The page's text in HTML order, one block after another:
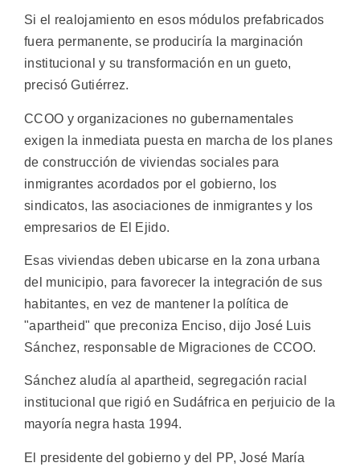
Si el realojamiento en esos módulos prefabricados
fuera permanente, se produciría la marginación
institucional y su transformación en un gueto,
precisó Gutiérrez.
CCOO y organizaciones no gubernamentales
exigen la inmediata puesta en marcha de los planes
de construcción de viviendas sociales para
inmigrantes acordados por el gobierno, los
sindicatos, las asociaciones de inmigrantes y los
empresarios de El Ejido.
Esas viviendas deben ubicarse en la zona urbana
del municipio, para favorecer la integración de sus
habitantes, en vez de mantener la política de
"apartheid" que preconiza Enciso, dijo José Luis
Sánchez, responsable de Migraciones de CCOO.
Sánchez aludía al apartheid, segregación racial
institucional que rigió en Sudáfrica en perjuicio de la
mayoría negra hasta 1994.
El presidente del gobierno y del PP, José María